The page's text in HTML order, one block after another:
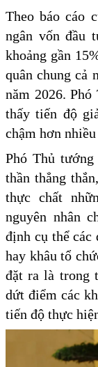
Theo báo cáo
ngân vốn đầu
khoảng gần
quân chung cả
năm 2026.
thấy tiến độ
chậm hơn
Phó Thủ
thần thẳng
thực chất
nguyên nhân
định cụ thể các
hay khâu tổ
đặt ra là trong
dứt điểm các
tiến độ thực